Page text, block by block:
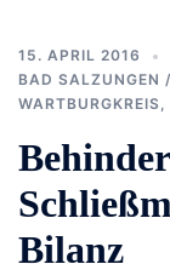
15. APRIL 2016
BAD SALZUNGEN
WARTBURGKREIS,
Bilanz